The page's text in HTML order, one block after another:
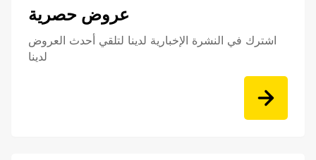
عروض حصرية
اشترك في النشرة الإخبارية لدينا لتلقي أحدث العروض
لدينا